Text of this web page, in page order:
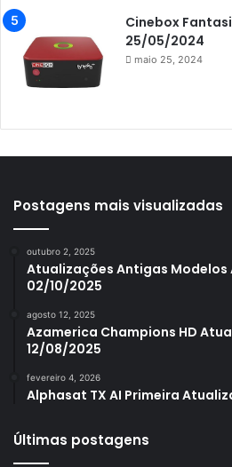
Azamerica King
Azamerica King
Azamerica Mobi
Azamerica S1005
Azamerica S1006
Azamerica S1007
Azamerica S1007
Azamerica S1009
Azamerica S2005
Cinebox
25/05/2024
maio 25, 2024
Postagens mais visualizadas
outubro 2, 2025
Atualizações Antigas Modelos
02/10/2025
agosto 12, 2025
Azamerica Champions HD
12/08/2025
fevereiro 4, 2026
Alphasat TX AI Primeira
Últimas postagens